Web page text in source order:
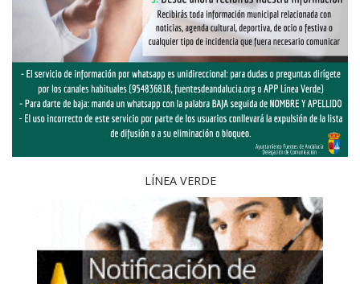
LÍNEA VERDE